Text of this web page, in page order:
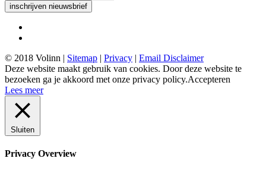
inschrijven nieuwsbrief
© 2018 Volinn | Sitemap | Privacy | Email Disclaimer
Deze website maakt gebruik van cookies. Door deze website te
bezoeken ga je akkoord met onze privacy policy.Accepteren
Lees meer
Sluiten
Privacy Overview